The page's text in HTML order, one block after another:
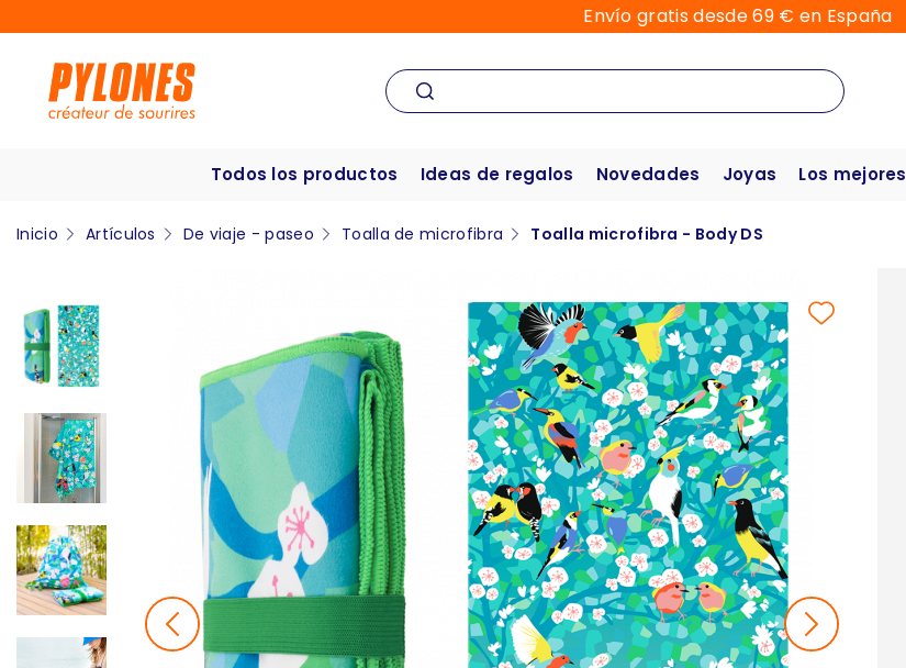
Envío gratis desde 69 € en España
Todos los productos Ideas de regalos Novedades Joyas Los mejores
Inicio Artículos De viaje - paseo Toalla de microfibra Toalla microfibra - Body DS